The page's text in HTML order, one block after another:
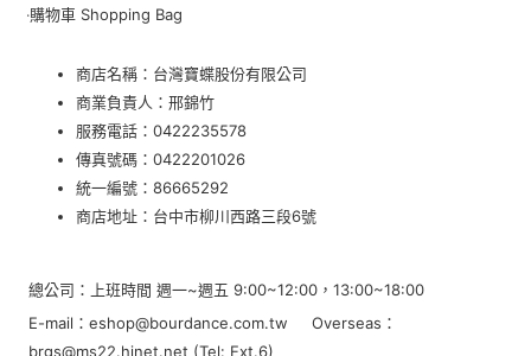
‧購物車 Shopping Bag
商店名稱：台灣寶蝶股份有限公司
商業負責人：邢錦竹
服務電話： 0422235578
傳真號碼：0422201026
統一編號：86665292
商店地址： 台中市柳川西路三段6號
總公司：上班時間 週一~週五 9:00~12:00，13:00~18:00
E-mail：eshop@bourdance.com.tw Overseas：
brgs@ms22.hinet.net (Tel: Ext.6)